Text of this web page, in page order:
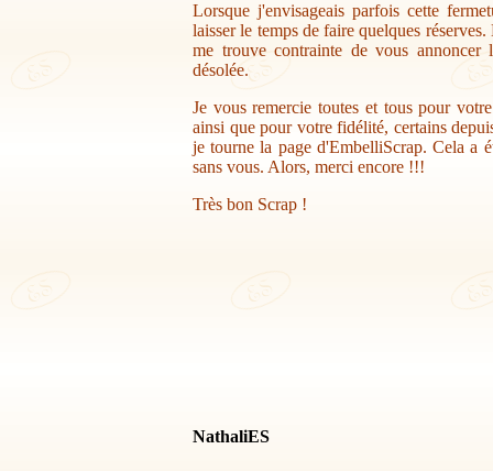
Lorsque j'envisageais parfois cette
laisser le temps de faire quelques
me trouve contrainte de vous annoncer
désolée.
Je vous remercie toutes et tous pour
ainsi que pour votre fidélité, certains
je tourne la page d'EmbelliScrap. Cela a
sans vous. Alors, merci encore !!!
Très bon Scrap !
NathaliES